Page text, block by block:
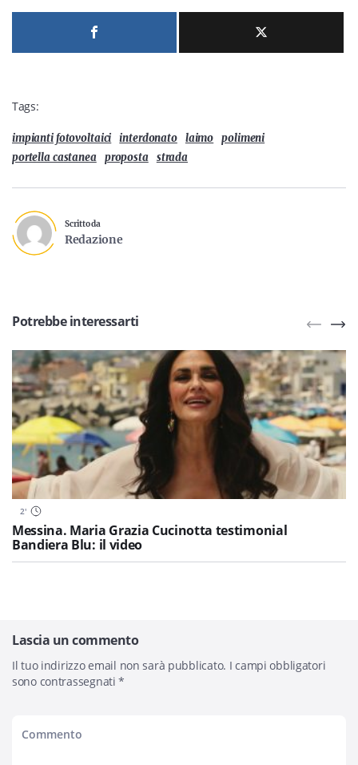
Tags:
impianti fotovoltaici interdonato laimo
polimeni
portella castanea
proposta strada
Scritto da
Redazione
Potrebbe interessarti
2'
Messina. Maria Grazia Cucinotta testimonial
Bandiera Blu: il video
Lascia un commento
Il tuo indirizzo email non sarà pubblicato. I campi obbligatori
sono contrassegnati*